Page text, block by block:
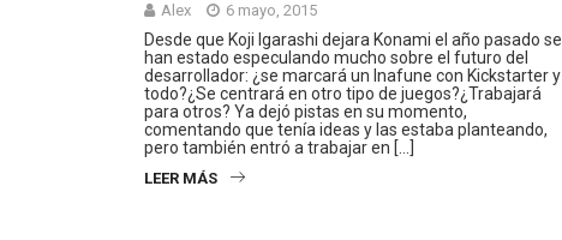
Alex 6 mayo, 2015
Desde que Koji Igarashi dejara Konami el año pasado se
han estado especulando mucho sobre el futuro del
desarrollador: ¿se marcará un Inafune con Kickstarter y
todo?¿Se centrará en otro tipo de juegos?¿Trabajará
para otros? Ya dejó pistas en su momento,
comentando que tenía ideas y las estaba planteando,
pero también entró a trabajar en […]
LEER MÁS